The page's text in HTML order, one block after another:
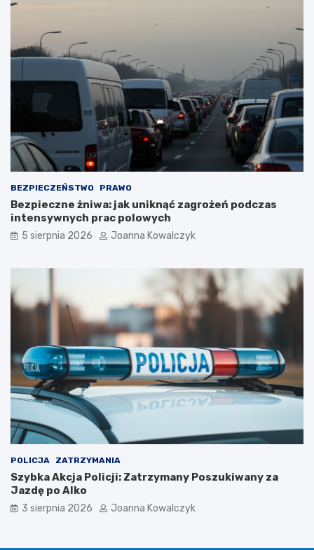
BEZPIECZEŃSTWO PRAWO
Bezpieczne żniwa: jak uniknąć zagrożeń podczas
intensywnych prac polowych
5 sierpnia 2026 Joanna Kowalczyk
POLICJA ZATRZYMANIA
Szybka Akcja Policji: Zatrzymany Poszukiwany za
Jazdę po Alko
3 sierpnia 2026 Joanna Kowalczyk